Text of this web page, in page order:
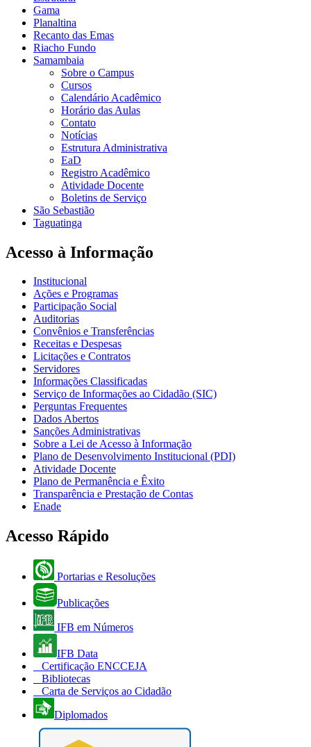
Gama
Planaltina
Recanto das Emas
Riacho Fundo
Samambaia
Sobre o Campus
Cursos
Calendário Acadêmico
Horário das Aulas
Contato
Notícias
Estrutura Administrativa
EaD
Registro Acadêmico
Atividade Docente
Boletins de Serviço
São Sebastião
Taguatinga
Acesso à Informação
Institucional
Ações e Programas
Participação Social
Auditorias
Convênios e Transferências
Receitas e Despesas
Licitações e Contratos
Servidores
Informações Classificadas
Serviço de Informações ao Cidadão (SIC)
Perguntas Frequentes
Dados Abertos
Sanções Administrativas
Sobre a Lei de Acesso à Informação
Plano de Desenvolvimento Institucional (PDI)
Atividade Docente
Plano de Permanência e Êxito
Transparência e Prestação de Contas
Enade
Acesso Rápido
Portarias e Resoluções
Publicações
IFB em Números
IFB Data
Certificação ENCCEJA
Bibliotecas
Carta de Serviços ao Cidadão
Diplomados